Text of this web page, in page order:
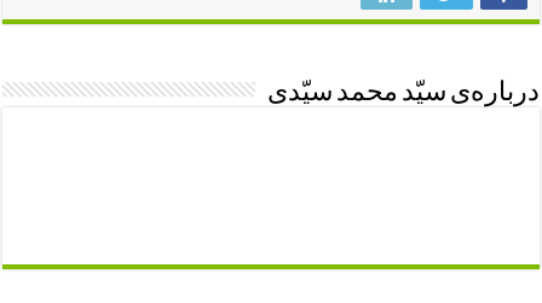
درباره‌ی سیّد محمد سیّدی